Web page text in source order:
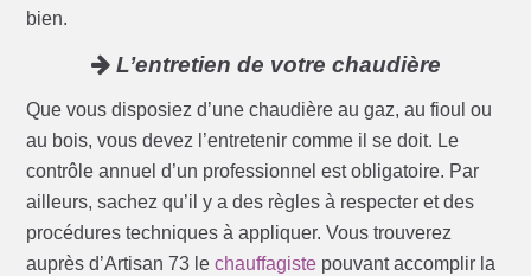
bien.
L’entretien de votre chaudière
Que vous disposiez d’une chaudière au gaz, au fioul ou
au bois, vous devez l’entretenir comme il se doit. Le
contrôle annuel d’un professionnel est obligatoire. Par
ailleurs, sachez qu’il y a des règles à respecter et des
procédures techniques à appliquer. Vous trouverez
auprès d’Artisan 73 lechauffagiste pouvant accomplir la